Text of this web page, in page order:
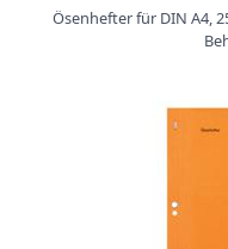
Ösenhefter für DIN A4,